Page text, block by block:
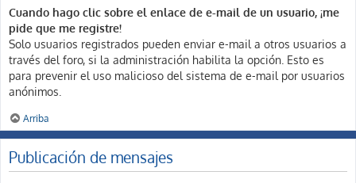
Cuando hago clic sobre el enlace de e-mail de un usuario, ¡me
pide que me registre!
Solo usuarios registrados pueden enviar e-mail a otros usuarios a
través del foro, si la administración habilita la opción. Esto es
para prevenir el uso malicioso del sistema de e-mail por usuarios
anónimos.
Arriba
Publicación de mensajes